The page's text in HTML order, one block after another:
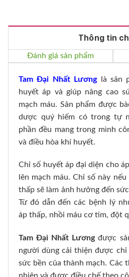
Thông tin
Đánh giá sản phẩm
Tam Đại Nhất Lươnglà sản
huyết áp và giúp nâng cao
mạch máu. Sản phẩm được
dược quý hiếm có trong tự
phần đều mang trong mình
và điều hòa khí huyết.
Chỉ số huyết áp đại diện cho
lên mạch máu. Chỉ số này
thấp sẽ làm ảnh hưởng đến
Từ đó dẫn đến các bệnh lý
áp thấp, nhồi máu cơ tim, đột
Tam Đại Nhất Lươngđược
người dùng cải thiện được
sức bền của thành mạch. Các